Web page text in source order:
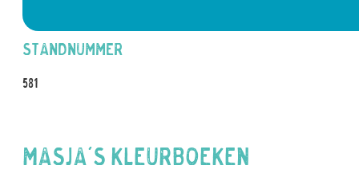
Standnummer
581
Masja's Kleurboeken